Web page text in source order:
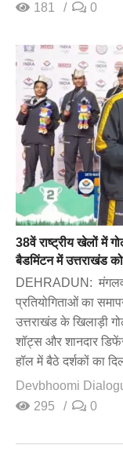
181
0
38वें राष्ट्रीय खेलों में
बैडमिंटन में उत्तराखंड
DEHRADUN:
प्रतियोगिताओं का
उत्तराखंड के खिलाड़ी
शॉट्स और शानदार
हॉल में बैठे दर्शकों का
Devbhoomi
295
0